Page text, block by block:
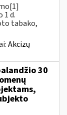
1 d.
tabako,
Akcizų
30